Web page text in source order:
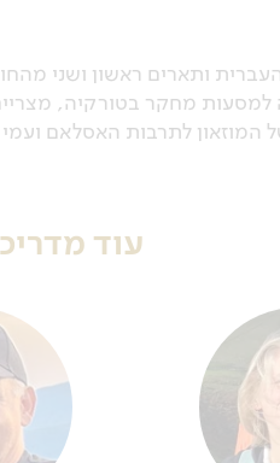
ותארים ראשון ושני
מחקר בטורקיה,
המוזאון לתרבות האסלאם
עוד